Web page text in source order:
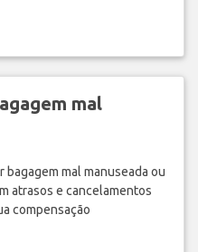
mal
bagagem mal manuseada ou
atrasos e cancelamentos
compensação